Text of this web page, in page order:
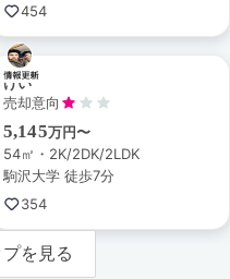
454
けい
売却意向
5,145万円〜
54㎡・2K/2DK/2LDK
駒沢大学 徒歩7分
354
を見る